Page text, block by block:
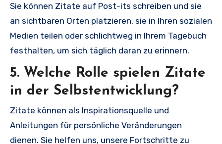
Sie können Zitate auf Post-its schreiben und sie
an sichtbaren Orten platzieren, sie in Ihren sozialen
Medien teilen oder schlichtweg in Ihrem Tagebuch
festhalten, um sich täglich daran zu erinnern.
5. Welche Rolle spielen Zitate
in der Selbstentwicklung?
Zitate können als Inspirationsquelle und
Anleitungen für persönliche Veränderungen
dienen. Sie helfen uns, unsere Fortschritte zu